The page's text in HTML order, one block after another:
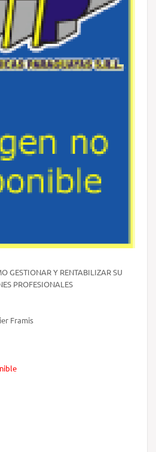
GESTIONAR Y RENTABILIZAR SU
PROFESIONALES
Framis